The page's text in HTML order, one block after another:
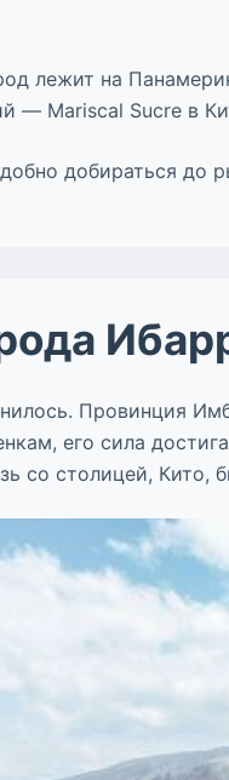
лежит на
Mariscal Sucre в
добираться
Провинция
его сила
со столицей, Кито,